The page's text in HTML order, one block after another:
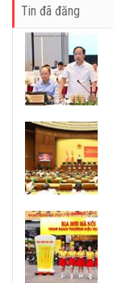
Tin đã đăng